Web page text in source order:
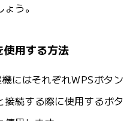
う。
用する方法
にはそれぞれWPSボタン
続する際に使用するボタ